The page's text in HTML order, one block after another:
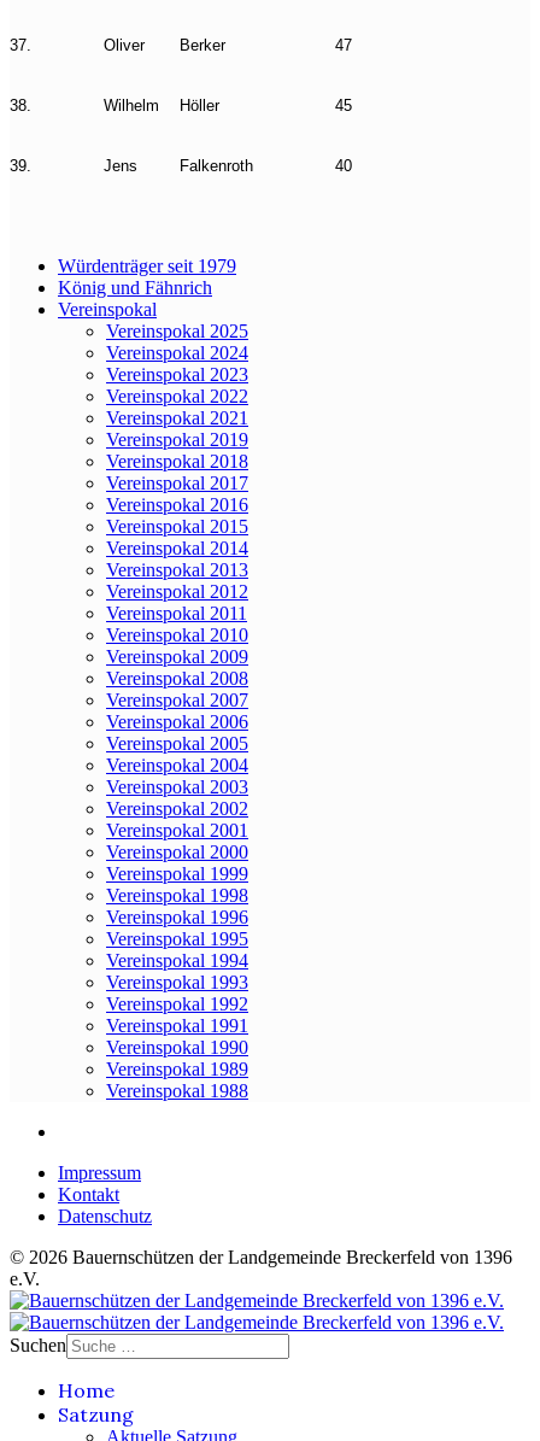
37. Oliver Berker 47
38. Wilhelm Höller 45
39. Jens Falkenroth 40
Würdenträger seit 1979
König und Fähnrich
Vereinspokal
Vereinspokal 2025
Vereinspokal 2024
Vereinspokal 2023
Vereinspokal 2022
Vereinspokal 2021
Vereinspokal 2019
Vereinspokal 2018
Vereinspokal 2017
Vereinspokal 2016
Vereinspokal 2015
Vereinspokal 2014
Vereinspokal 2013
Vereinspokal 2012
Vereinspokal 2011
Vereinspokal 2010
Vereinspokal 2009
Vereinspokal 2008
Vereinspokal 2007
Vereinspokal 2006
Vereinspokal 2005
Vereinspokal 2004
Vereinspokal 2003
Vereinspokal 2002
Vereinspokal 2001
Vereinspokal 2000
Vereinspokal 1999
Vereinspokal 1998
Vereinspokal 1996
Vereinspokal 1995
Vereinspokal 1994
Vereinspokal 1993
Vereinspokal 1992
Vereinspokal 1991
Vereinspokal 1990
Vereinspokal 1989
Vereinspokal 1988
Impressum
Kontakt
Datenschutz
© 2026 Bauernschützen der Landgemeinde Breckerfeld von 1396
e.V.
Suchen
Home
Satzung
Aktuelle Satzung